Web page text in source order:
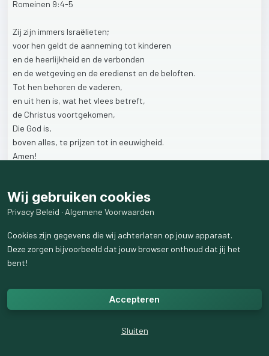
Romeinen 9:4-5
Zij zijn immers Israëlieten;
voor hen geldt de aanneming tot kinderen
en de heerlijkheid en de verbonden
en de wetgeving en de eredienst en de beloften.
Tot hen behoren de vaderen,
en uit hen is, wat het vlees betreft,
de Christus voortgekomen,
Die God is,
boven alles, te prijzen tot in eeuwigheid.
Amen!
enIsraëlisGods volk.
Zezijnonlosmakelijkmetelkaarverbonden.
datveelJodendeHeereJezusnietalsGoderkennen.
TóchblijftGodsverbondmetIsraëlvankracht!
DeHeere
Wij gebruiken cookies
Privacy Beleid · Algemene Voorwaarden
Cookies zijn gegevens die wij achterlaten op jouw apparaat.
Deze zorgen bijvoorbeeld dat jouw browser onthoud dat jij het
bent!
Accepteren
Sluiten